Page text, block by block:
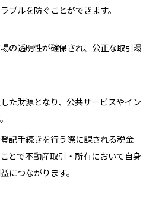
ブルを防ぐことができます。
の透明性が確保され、公正な取引環
た財源となり、公共サービスやイン
記手続きを行う際に課される税金
とで不動産取引・所有において自身
につながります。